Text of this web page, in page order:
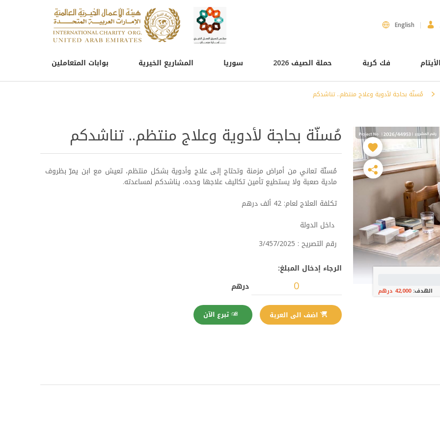
English
فك كربة حملة الصيف 2026 سوريا المشاريع الخيرية
مُسنّة بحاجة لأدوية وعلاج منتظم.. تناشدكم
الهدف:42,000 درهم
مُسنّة بحاجة لأدوية وعلاج منتظم.. تناشدكم
مُسنّة تعاني من أمراض مزمنة وتحتاج إلى علاج وأدوية بشكل منتظم، تعيش مع ابن يمرّ بظروف
مادية صعبة ولا يستطيع تأمين تكاليف علاجها وحده، يناشدكم لمساعدته.
تكلفة العلاج لعام: 42 ألف درهم
داخل الدولة
رقم التصريح : 3/457/2025
الرجاء إدخال المبلغ:
درهم
تبرع الآن